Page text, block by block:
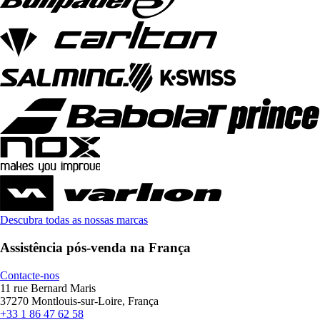
Descubra todas as nossas marcas
Assistência pós-venda na França
Contacte-nos
11 rue Bernard Maris
37270 Montlouis-sur-Loire, França
+33 1 86 47 62 58